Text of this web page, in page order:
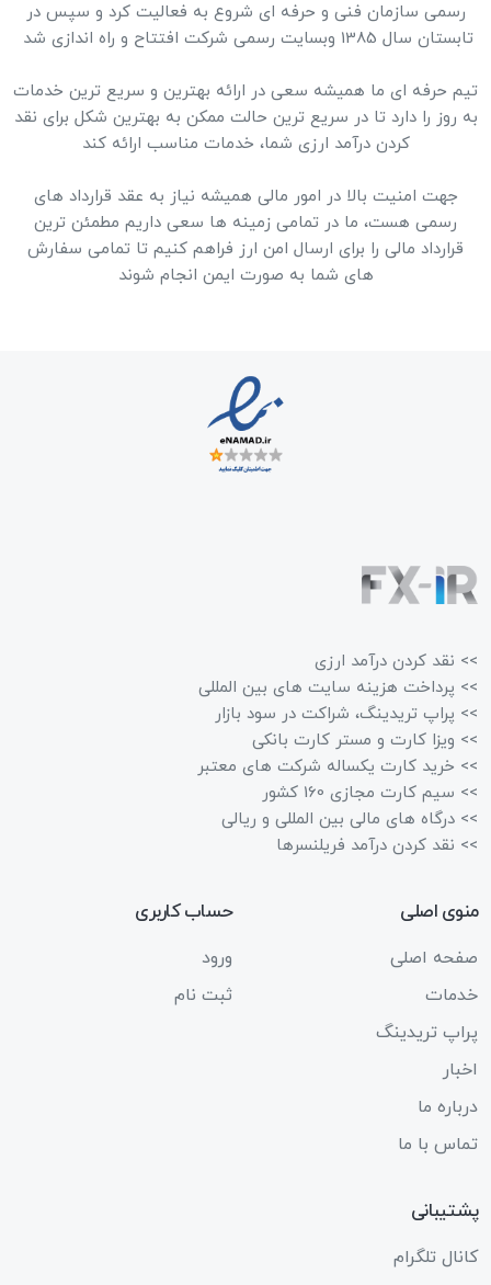
رسمی سازمان فنی و حرفه ای شروع به فعالیت کرد و سپس در
تابستان سال 1385 وبسایت رسمی شرکت افتتاح و راه اندازی شد
تیم حرفه ای ما همیشه سعی در ارائه بهترین و سریع ترین خدمات
به روز را دارد تا در سریع ترین حالت ممکن به بهترین شکل برای نقد
کردن درآمد ارزی شما، خدمات مناسب ارائه کند
جهت امنیت بالا در امور مالی همیشه نیاز به عقد قرارداد های
رسمی هست، ما در تمامی زمینه ها سعی داریم مطمئن ترین
قرارداد مالی را برای ارسال امن ارز فراهم کنیم تا تمامی سفارش
های شما به صورت ایمن انجام شوند
>> نقد کردن درآمد ارزی
>> پرداخت هزینه سایت های بین المللی
>> پراپ تریدینگ، شراکت در سود بازار
>> ویزا کارت و مستر کارت بانکی
>> خرید کارت یکساله شرکت های معتبر
>> سیم کارت مجازی 160 کشور
>> درگاه های مالی بین المللی و ریالی
>> نقد کردن درآمد فریلنسرها
منوی اصلی
صفحه اصلی
خدمات
پراپ تریدینگ
اخبار
درباره ما
تماس با ما
حساب کاربری
ورود
ثبت نام
پشتیبانی
کانال تلگرام